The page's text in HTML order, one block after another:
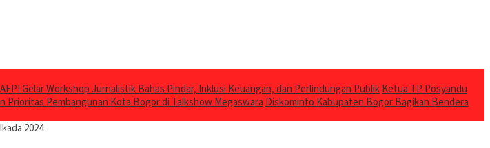
Gelar Workshop Jurnalistik Bahas Pindar, Inklusi Keuangan, dan Perlindungan Publik Ketua TP Posyandu
Prioritas Pembangunan Kota Bogor di Talkshow Megaswara Diskominfo Kabupaten Bogor Bagikan Bendera
2024